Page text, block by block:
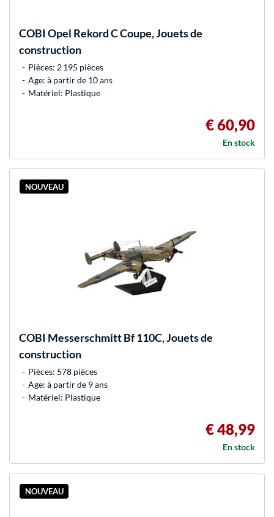
COBI Opel Rekord C Coupe, Jouets de
construction
Pièces: 2 195 pièces
Age: à partir de 10 ans
Matériel: Plastique
€ 60,90
En stock
NOUVEAU
COBI Messerschmitt Bf 110C, Jouets de
construction
Pièces: 578 pièces
Age: à partir de 9 ans
Matériel: Plastique
€ 48,99
En stock
NOUVEAU